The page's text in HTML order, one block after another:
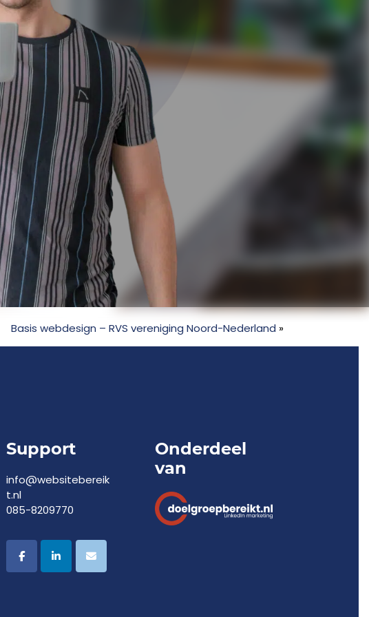
Basis webdesign – RVS vereniging Noord-Nederland »
Support
info@websitebereik
t.nl
085-8209770
Onderdeel
van